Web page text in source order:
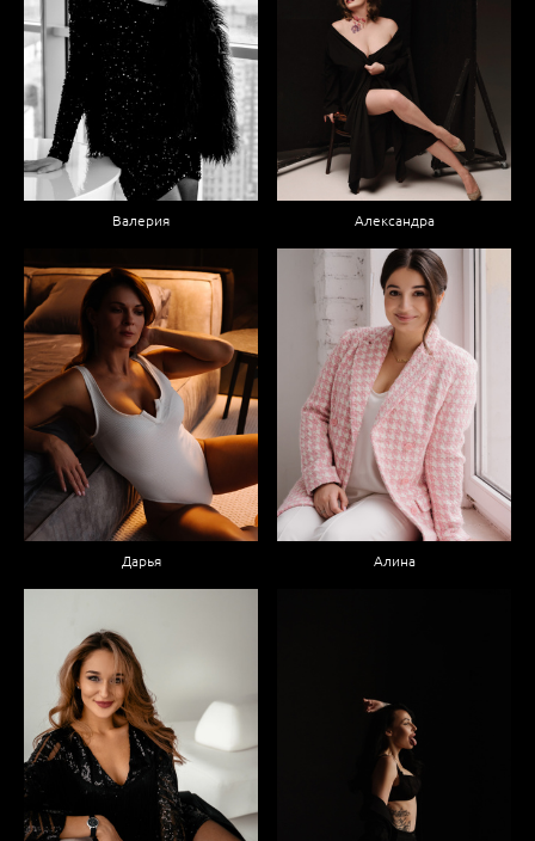
Валерия Александра
Дарья Алина